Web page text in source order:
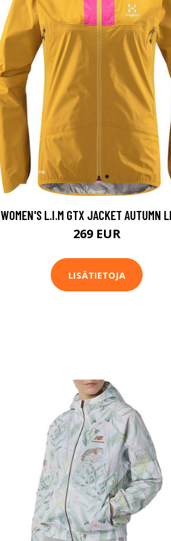
WOMEN'S L.I.M GTX JACKET AUTUMN
269 EUR
LISÄTIETOJA